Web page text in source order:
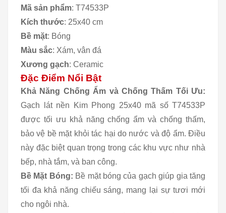
Mã sản phẩm: T74533P
Kích thước: 25x40 cm
Bề mặt: Bóng
Màu sắc: Xám, vân đá
Xương gạch: Ceramic
Đặc Điểm Nổi Bật
Khả Năng Chống Ẩm và Chống Thấm Tối Ưu:
Gạch lát nền Kim Phong 25x40 mã số T74533P
được tối ưu khả năng chống ẩm và chống thấm,
bảo vệ bề mặt khỏi tác hại do nước và độ ẩm. Điều
này đặc biệt quan trọng trong các khu vực như nhà
bếp, nhà tắm, và ban công.
Bề Mặt Bóng: Bề mặt bóng của gạch giúp gia tăng
tối đa khả năng chiếu sáng, mang lại sự tươi mới
cho ngôi nhà.